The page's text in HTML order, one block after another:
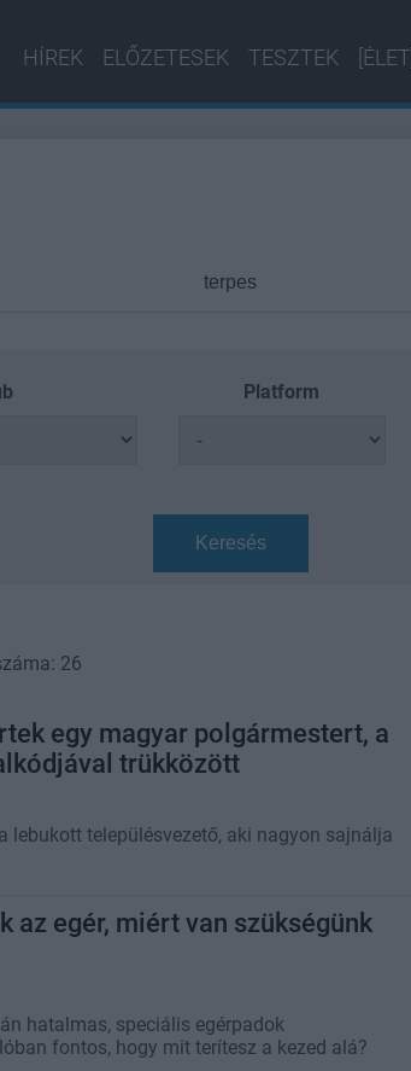
HÍREK ELŐZETESEK TESZTEK [ÉLET]
Platform
Keresés
26
egy magyar polgármestert, a
trükközött
lebukott településvezető, aki nagyon sajnálja
az egér, miért van szükségünk
hatalmas, speciális egérpadok
fontos, hogy mit terítesz a kezed alá?